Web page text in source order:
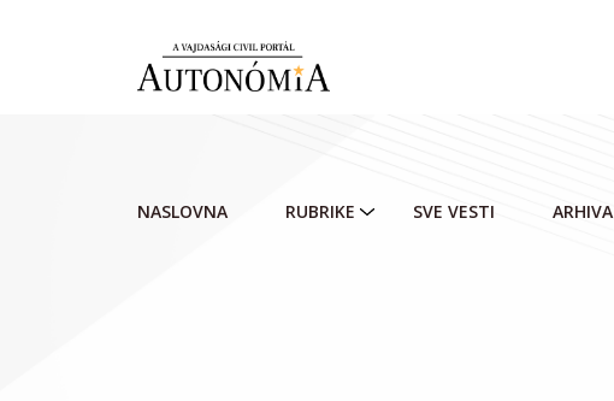
NASLOVNA RUBRIKE SVE VESTI ARHIVA